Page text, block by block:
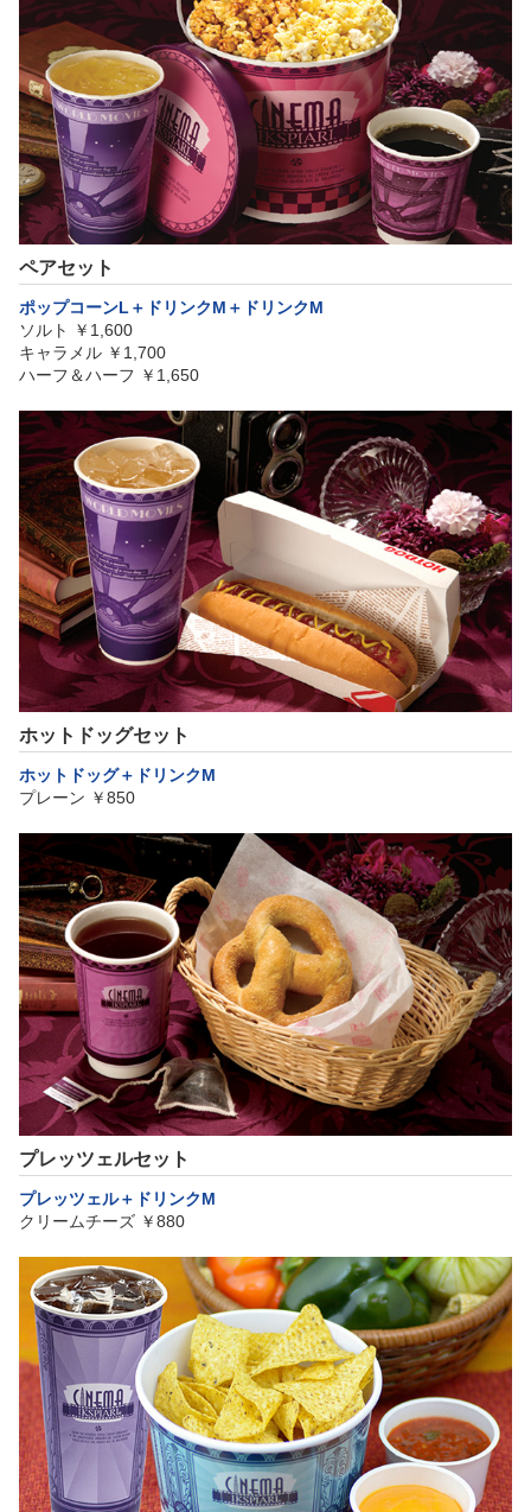
ペアセット
ポップコーンL＋ドリンクM＋ドリンクM
ソルト ￥1,600
キャラメル ￥1,700
ハーフ＆ハーフ ￥1,650
ホットドッグセット
ホットドッグ＋ドリンクM
プレーン ￥850
プレッツェルセット
プレッツェル＋ドリンクM
クリームチーズ ￥880